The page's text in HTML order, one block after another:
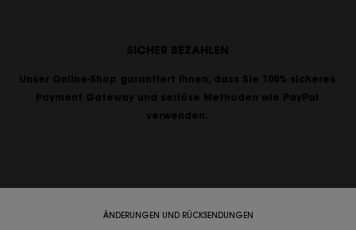
SICHER BEZAHLEN
Unser Online-Shop garantiert Ihnen, dass Sie 100% sicheres
Payment Gateway und seriöse Methoden wie PayPal
verwenden.
ÄNDERUNGEN UND RÜCKSENDUNGEN